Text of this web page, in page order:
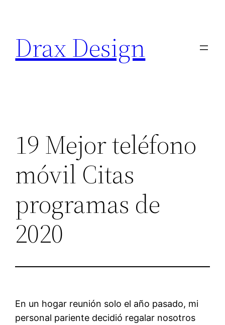
contenido
Drax Design
19 Mejor teléfono
móvil Citas
programas de
2020
En un hogar reunión solo el año pasado, mi
personal pariente decidió regalar nosotros